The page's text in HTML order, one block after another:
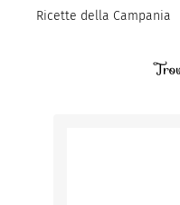
Ricette della Campania